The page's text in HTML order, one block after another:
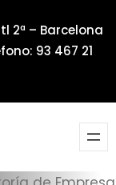
2ª – Barcelona
93 467 21